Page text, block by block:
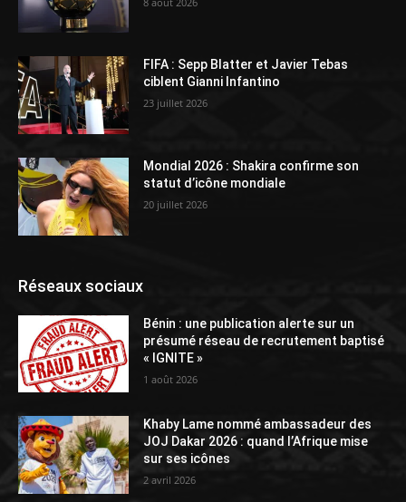
FIFA : Sepp Blatter et Javier Tebas
ciblent Gianni Infantino
23 juillet 2026
Mondial 2026 : Shakira confirme son
statut d’icône mondiale
20 juillet 2026
Réseaux sociaux
Bénin : une publication alerte sur un
présumé réseau de recrutement baptisé
« IGNITE »
1 août 2026
Khaby Lame nommé ambassadeur des
JOJ Dakar 2026 : quand l’Afrique mise
sur ses icônes
2 avril 2026